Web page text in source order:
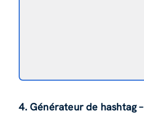
4. Générateur de hashtag –